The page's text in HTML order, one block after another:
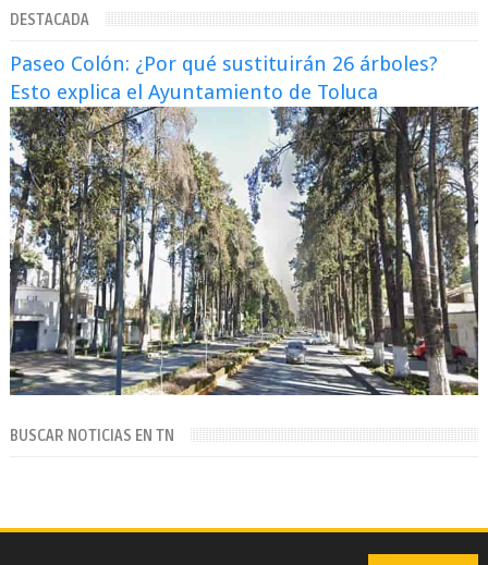
DESTACADA
Paseo Colón: ¿Por qué sustituirán 26 árboles?
Esto explica el Ayuntamiento de Toluca
BUSCAR NOTICIAS EN TN